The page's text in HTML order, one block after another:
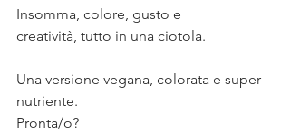
Insomma, colore, gusto e
creatività, tutto in una ciotola. ⠀
Una versione vegana, colorata e super
nutriente. ⠀
Pronta/o?